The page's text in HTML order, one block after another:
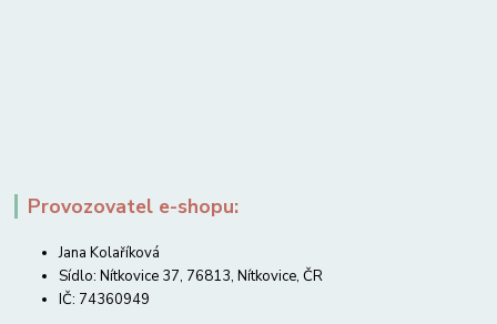
Provozovatel e-shopu:
Jana Kolaříková
Sídlo: Nítkovice 37, 76813, Nítkovice, ČR
IČ: 74360949